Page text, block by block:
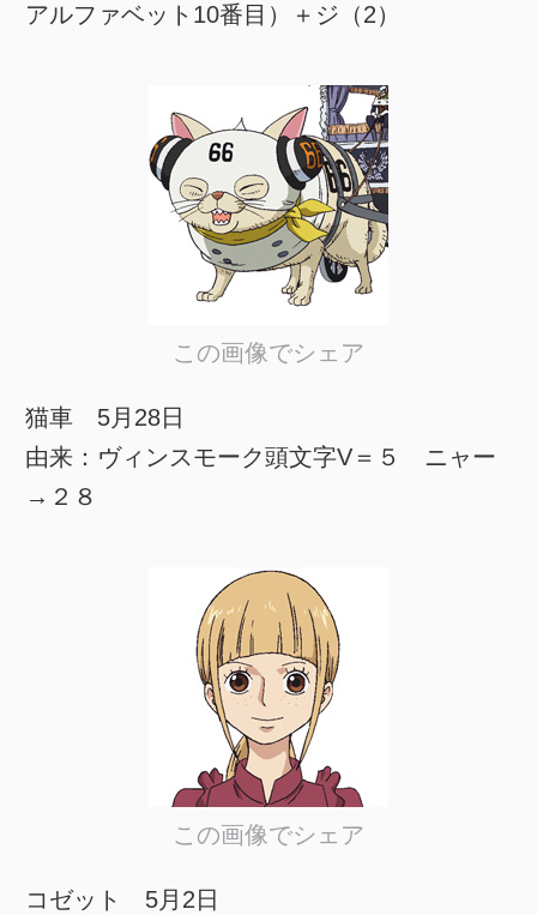
アルファベット10番目）＋ジ（2）
この画像でシェア
猫車 5月28日
由来：ヴィンスモーク頭文字V＝５ ニャー
→２８
この画像でシェア
コゼット 5月2日